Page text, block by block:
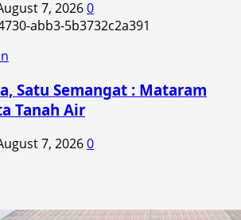
7, 20260
Satu Semangat : Mataram
Tanah Air
7, 20260